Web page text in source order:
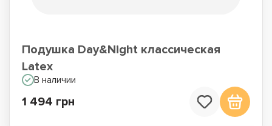
Подушка Day&Night классическая
Latex
В наличии
1 494 грн